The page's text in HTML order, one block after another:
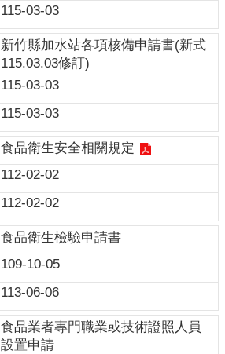
115-03-03
新竹縣加水站各項核備申請書(新式
115.03.03修訂)
115-03-03
115-03-03
食品衛生安全相關規定
112-02-02
112-02-02
食品衛生檢驗申請書
109-10-05
113-06-06
食品業者專門職業或技術證照人員
設置申請